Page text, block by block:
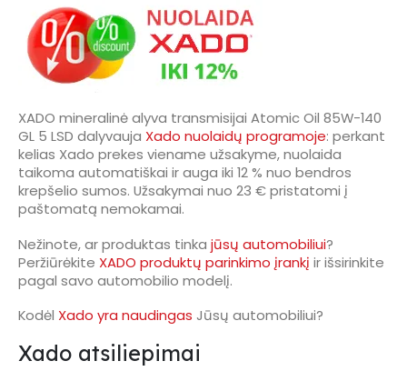
XADO mineralinė alyva transmisijai Atomic Oil 85W-140
GL 5 LSD dalyvauja Xado nuolaidų programoje: perkant
kelias Xado prekes viename užsakyme, nuolaida
taikoma automatiškai ir auga iki 12 % nuo bendros
krepšelio sumos. Užsakymai nuo 23 € pristatomi į
paštomatą nemokamai.
Nežinote, ar produktas tinka jūsų automobiliui?
Peržiūrėkite XADO produktų parinkimo įrankį ir išsirinkite
pagal savo automobilio modelį.
Kodėl Xado yra naudingas Jūsų automobiliui?
Xado atsiliepimai